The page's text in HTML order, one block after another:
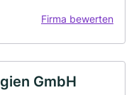
Firma bewerten
GmbH